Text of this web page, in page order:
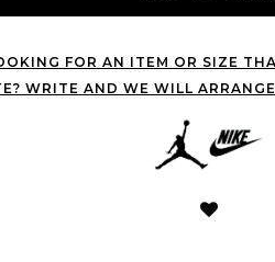
FOR AN ITEM OR SIZE
WRITE AND WE WILL